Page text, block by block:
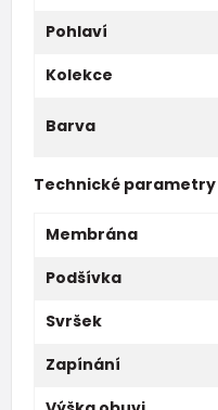
Pohlaví
Kolekce
Barva
Technické parametry
Membrána
Podšívka
Svršek
Zapínání